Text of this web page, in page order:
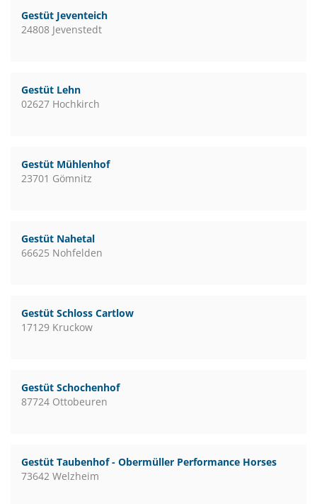
Gestüt Jeventeich
24808 Jevenstedt
Gestüt Lehn
02627 Hochkirch
Gestüt Mühlenhof
23701 Gömnitz
Gestüt Nahetal
66625 Nohfelden
Gestüt Schloss Cartlow
17129 Kruckow
Gestüt Schochenhof
87724 Ottobeuren
Gestüt Taubenhof - Obermüller Performance Horses
73642 Welzheim